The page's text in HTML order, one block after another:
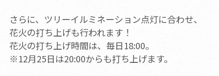
さらに、ツリーイルミネーション点灯に合わせ、
花火の打ち上げも行われます！
花火の打ち上げ時間は、毎日18:00。
※12月25日は20:00からも打ち上げます。